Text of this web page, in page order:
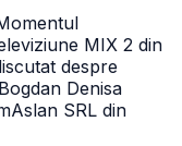
MIX 2 din
despre
Denisa
SRL din